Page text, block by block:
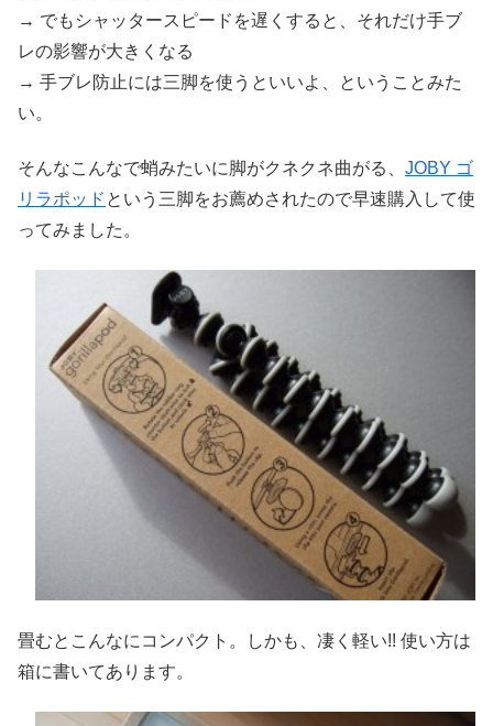
→ でもシャッタースピードを遅くすると、それだけ手ブ
レの影響が大きくなる
→ 手ブレ防止には三脚を使うといいよ、ということみた
い。
そんなこんなで蛸みたいに脚がクネクネ曲がる、 JOBY ゴ
リラポッド という三脚をお薦めされたので早速購入して使
ってみました。
畳むとこんなにコンパクト。しかも、凄く軽い!! 使い方は
箱に書いてあります。